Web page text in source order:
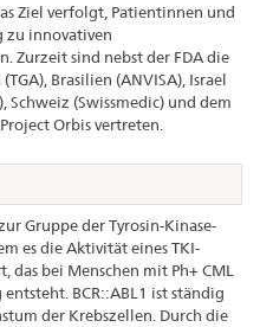
Ziel verfolgt, Patientinnen und
zu innovativen
Zurzeit sind nebst der FDA die
Brasilien (ANVISA), Israel
Schweiz (Swissmedic) und dem
Orbis vertreten.
Gruppe der Tyrosin-Kinase-
es die Aktivität eines TKI-
das bei Menschen mit Ph+ CML
BCR::ABL1 ist ständig
der Krebszellen. Durch die